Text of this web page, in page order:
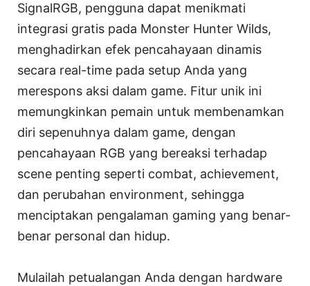
SignalRGB, pengguna dapat menikmati
integrasi gratis pada Monster Hunter Wilds,
menghadirkan efek pencahayaan dinamis
secara real-time pada setup Anda yang
merespons aksi dalam game. Fitur unik ini
memungkinkan pemain untuk membenamkan
diri sepenuhnya dalam game, dengan
pencahayaan RGB yang bereaksi terhadap
scene penting seperti combat, achievement,
dan perubahan environment, sehingga
menciptakan pengalaman gaming yang benar-
benar personal dan hidup.
Mulailah petualangan Anda dengan hardware